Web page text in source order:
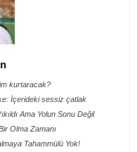
kurtaracak?
İçerideki sessiz çatlak
Ama Yolun Sonu Değil
Olma Zamanı
Tahammülü Yok!